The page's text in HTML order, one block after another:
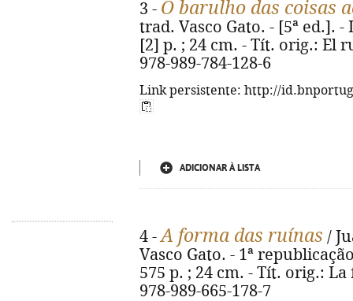
3 - O barulho das coisas
trad. Vasco Gato. - [5ª ed.].
[2] p. ; 24 cm. - Tít. orig.: El
978-989-784-128-6
Link persistente: http://
ADICIONAR À LISTA
4 -A forma das ruínas /
Vasco Gato. - 1ª
575 p. ; 24 cm. - Tít. orig.:
978-989-665-178-7